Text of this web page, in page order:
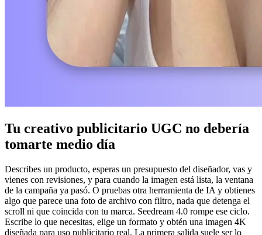
Tu creativo publicitario UGC no debería
tomarte medio día
Describes un producto, esperas un presupuesto del diseñador, vas y
vienes con revisiones, y para cuando la imagen está lista, la ventana
de la campaña ya pasó. O pruebas otra herramienta de IA y obtienes
algo que parece una foto de archivo con filtro, nada que detenga el
scroll ni que coincida con tu marca. Seedream 4.0 rompe ese ciclo.
Escribe lo que necesitas, elige un formato y obtén una imagen 4K
diseñada para uso publicitario real. La primera salida suele ser lo